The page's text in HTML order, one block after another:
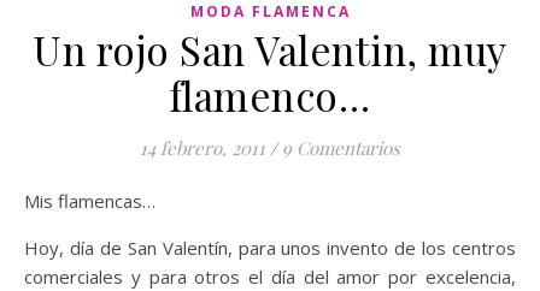
MODA FLAMENCA
Un rojo San Valentin, muy
flamenco…
14 febrero, 2011 / 9 Comentarios
Mis flamencas…
Hoy, día de San Valentín, para unos invento de los centros
comerciales y para otros el día del amor por excelencia,